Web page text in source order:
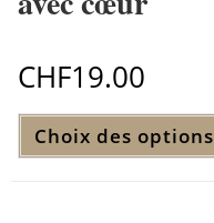
CHF19.00
Choix des options